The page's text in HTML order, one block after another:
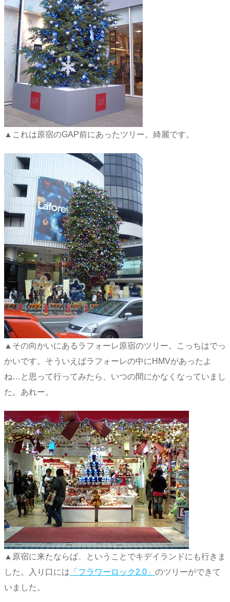
▲これは原宿のGAP前にあったツリー。綺麗です。
▲その向かいにあるラフォーレ原宿のツリー。こっちはでっ
かいです。そういえばラフォーレの中にHMVがあったよ
ね…と思って行ってみたら、いつの間にかなくなっていまし
た。あれー。
▲原宿に来たならば、ということでキデイランドにも行きま
した。入り口には 「フラワーロック2.0」 のツリーができて
いました。